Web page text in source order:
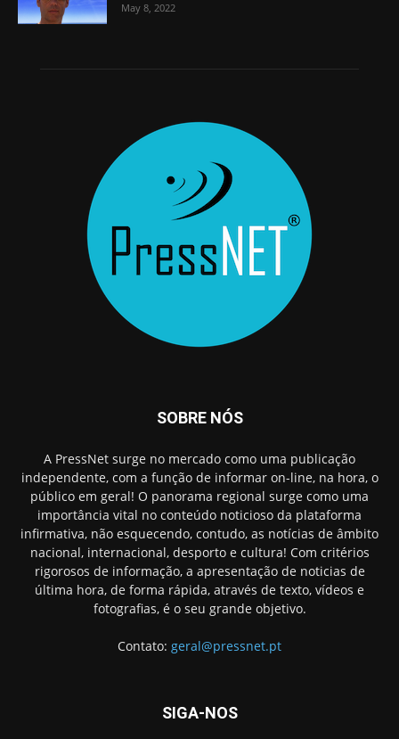
May 8, 2022
SOBRE NÓS
A PressNet surge no mercado como uma publicação
independente, com a função de informar on-line, na hora, o
público em geral! O panorama regional surge como uma
importância vital no conteúdo noticioso da plataforma
infirmativa, não esquecendo, contudo, as notícias de âmbito
nacional, internacional, desporto e cultura! Com critérios
rigorosos de informação, a apresentação de noticias de
última hora, de forma rápida, através de texto, vídeos e
fotografias, é o seu grande objetivo.
Contato: geral@pressnet.pt
SIGA-NOS